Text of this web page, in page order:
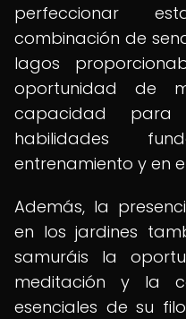
perfeccionar
combinación de
lagos
oportunidad de
capacidad para
habilidades
entrenamiento y en
Además, la
en los jardines
samuráis la
meditación y la
esenciales de su